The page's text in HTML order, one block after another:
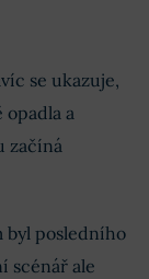
se ukazuje,
a
začíná
byl posledního
scénář ale